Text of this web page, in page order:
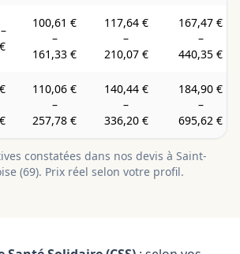
–
100,61 €
–
161,33 €
117,64 €
–
210,07 €
167,47 €
–
440,35 €
110,06 €
–
257,78 €
140,44 €
–
336,20 €
184,90 €
–
695,62 €
constatées dans nos devis à Saint-
(69). Prix réel selon votre profil.